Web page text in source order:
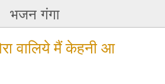
भजन गंगा
वालिये मैं केहनी आ